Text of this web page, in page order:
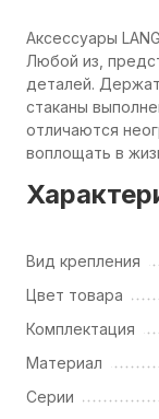
Аксессуары
Любой из,
деталей.
стаканы
отличаются
воплощать в
Вид крепления
Цвет товара
Комплектация
Материал
Серии